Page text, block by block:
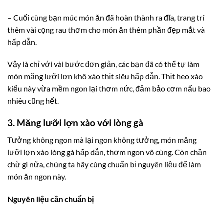
– Cuối cùng bạn múc món ăn đã hoàn thành ra đĩa, trang trí
thêm vài cọng rau thơm cho món ăn thêm phần đẹp mắt và
hấp dẫn.
Vậy là chỉ với vài bước đơn giản, các bạn đã có thể tự làm
món măng lưỡi lợn khô xào thịt siêu hấp dẫn. Thịt heo xào
kiểu này vừa mềm ngon lại thơm nức, đảm bảo cơm nấu bao
nhiêu cũng hết.
3. Măng lưỡi lợn xào với lòng gà
Tưởng không ngon mà lại ngon không tưởng, món măng
lưỡi lợn xào lòng gà hấp dẫn, thơm ngon vô cùng. Còn chần
chừ gì nữa, chúng ta hãy cùng chuẩn bị nguyên liệu để làm
món ăn ngon này.
Nguyên liệu cần chuẩn bị